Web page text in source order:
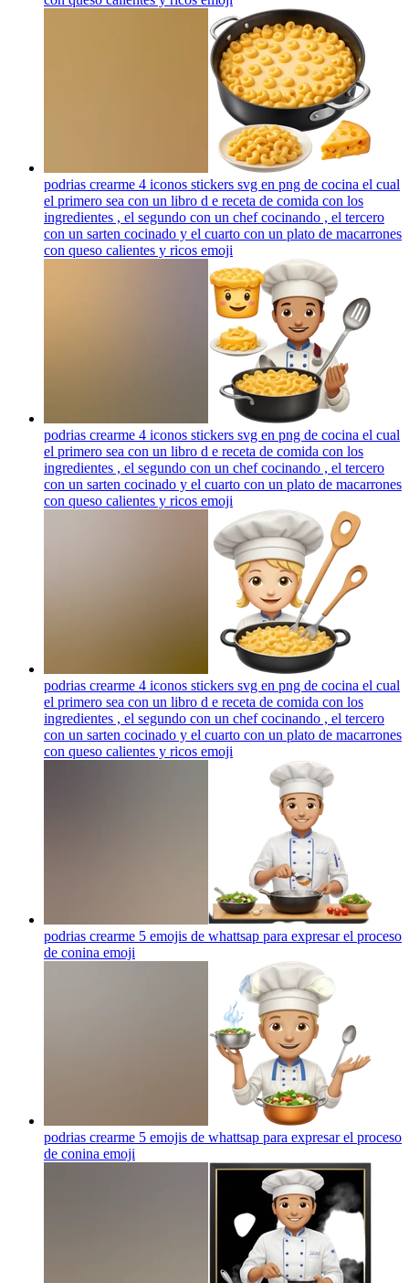
podrias crearme 4 iconos stickers svg en png de cocina el cual
el primero sea con un libro d e receta de comida con los
ingredientes , el segundo con un chef cocinando , el tercero
con un sarten cocinado y el cuarto con un plato de macarrones
con queso calientes y ricos emoji
podrias crearme 4 iconos stickers svg en png de cocina el cual
el primero sea con un libro d e receta de comida con los
ingredientes , el segundo con un chef cocinando , el tercero
con un sarten cocinado y el cuarto con un plato de macarrones
con queso calientes y ricos emoji
podrias crearme 4 iconos stickers svg en png de cocina el cual
el primero sea con un libro d e receta de comida con los
ingredientes , el segundo con un chef cocinando , el tercero
con un sarten cocinado y el cuarto con un plato de macarrones
con queso calientes y ricos emoji
podrias crearme 5 emojis de whattsap para expresar el proceso
de conina emoji
podrias crearme 5 emojis de whattsap para expresar el proceso
de conina emoji